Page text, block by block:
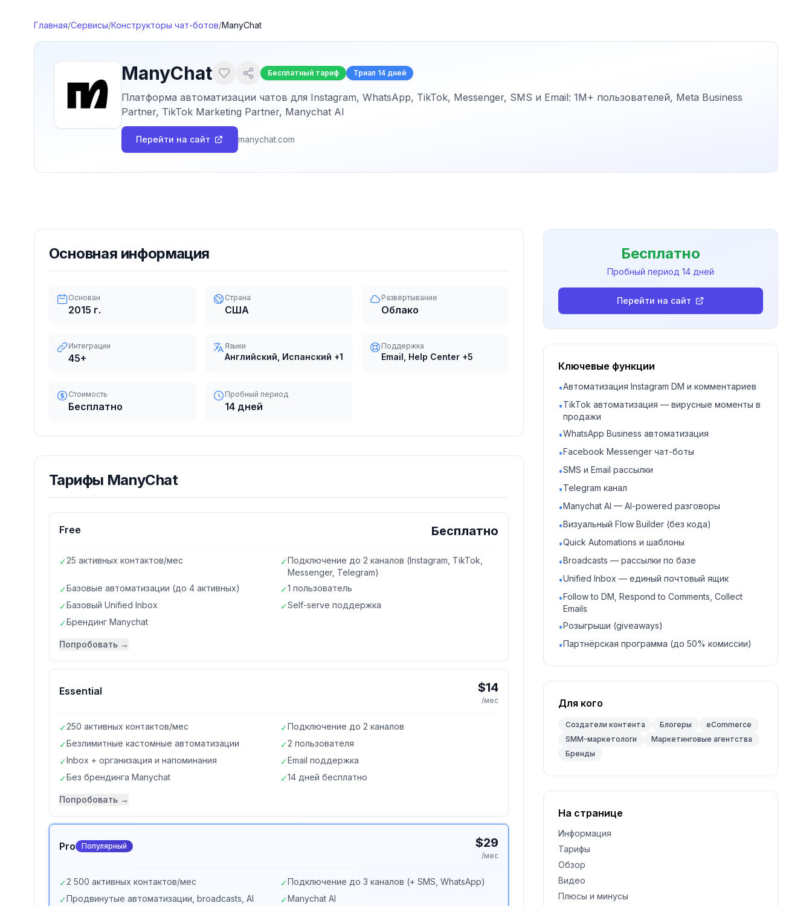
Главная/Сервисы/Конструкторы чат-ботов/ManyChat
ManyChat Бесплатный тариф Триал 14 дней
Платформа автоматизации чатов для Instagram, WhatsApp, TikTok, Messenger, SMS и Email: 1M+ пользователей, Meta Business
Partner, TikTok Marketing Partner, Manychat AI
Перейти на сайт manychat.com
Основная информация
Основан
2015 г.
Страна
США
Развёртывание
Облако
Интеграции
45+
Языки
Английский, Испанский +1
Поддержка
Email, Help Center+5
Стоимость
Бесплатно
Пробный период
14 дней
Тарифы ManyChat
Free Бесплатно
✓25 активных контактов/мес ✓Подключение до 2 каналов (Instagram, TikTok,
Messenger, Telegram)
✓Базовые автоматизации (до 4 активных) ✓1 пользователь
✓Базовый Unified Inbox ✓Self-serve поддержка
✓Брендинг Manychat
Попробовать →
Essential $14
/мес
✓250 активных контактов/мес ✓Подключение до 2 каналов
✓Безлимитные кастомные автоматизации ✓2 пользователя
✓Inbox + организация и напоминания ✓Email поддержка
✓Без брендинга Manychat ✓14 дней бесплатно
Попробовать →
Pro Популярный $29
/мес
✓2 500 активных контактов/мес ✓Подключение до 3 каналов (+ SMS, WhatsApp)
✓Продвинутые автоматизации, broadcasts, AI ✓Manychat AI
Бесплатно
Пробный период 14 дней
Перейти на сайт
Ключевые функции
•Автоматизация Instagram DM и комментариев
•TikTok автоматизация — вирусные моменты в
продажи
•WhatsApp Business автоматизация
•Facebook Messenger чат-боты
•SMS и Email рассылки
•Telegram канал
•Manychat AI — AI-powered разговоры
•Визуальный Flow Builder (без кода)
•Quick Automations и шаблоны
•Broadcasts — рассылки по базе
•Unified Inbox — единый почтовый ящик
•Follow to DM, Respond to Comments, Collect
Emails
•Розыгрыши (giveaways)
•Партнёрская программа (до 50% комиссии)
Для кого
Создатели контента Блогеры
eCommerce
SMM-маркетологи
Маркетинговые агентства
Бренды
На странице
Информация
Тарифы
Обзор
Видео
Плюсы и минусы